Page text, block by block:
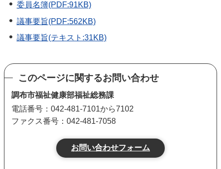
委員名簿(PDF:91KB)
議事要旨(PDF:562KB)
議事要旨(テキスト:31KB)
このページに関するお問い合わせ
調布市福祉健康部福祉総務課
電話番号：042-481-7101から7102
ファクス番号：042-481-7058